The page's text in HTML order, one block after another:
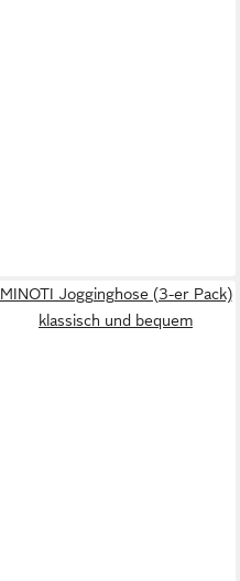
MINOTI Jogginghose (3-er Pack)
klassisch und bequem